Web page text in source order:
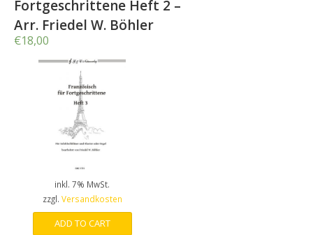
Fortgeschrittene Heft 2 –
Arr. Friedel W. Böhler
€18,00
inkl. 7% MwSt.
zzgl. Versandkosten
ADD TO CART